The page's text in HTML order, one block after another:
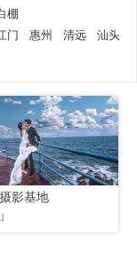
棚
门 惠州 清远
汕头
影基地